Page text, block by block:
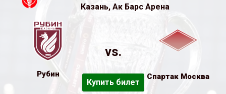
Казань, Ак Барс Арена
Рубин
vs.
Купить билет
Спартак Москва